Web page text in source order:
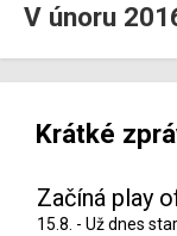
V únoru
Krátké
Začíná play
15.8. - Už dnes